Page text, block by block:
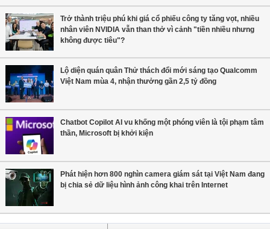
Trở thành triệu phú khi giá cổ phiếu công ty tăng vọt, nhiều
nhân viên NVIDIA vẫn than thở vì cảnh "tiền nhiều nhưng
không được tiêu"?
Lộ diện quán quân Thử thách đổi mới sáng tạo Qualcomm
Việt Nam mùa 4, nhận thưởng gần 2,5 tỷ đồng
Chatbot Copilot AI vu khống một phóng viên là tội phạm tâm
thần, Microsoft bị khởi kiện
Phát hiện hơn 800 nghìn camera giám sát tại Việt Nam đang
bị chia sẻ dữ liệu hình ảnh công khai trên Internet